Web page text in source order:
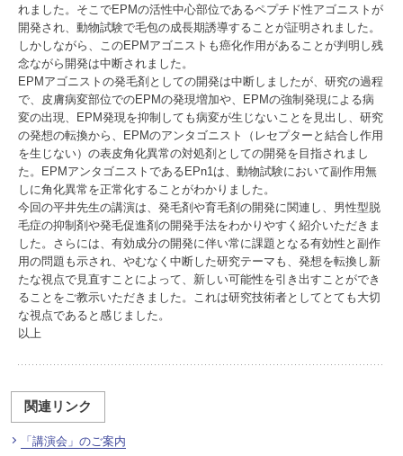
れました。そこでEPMの活性中心部位であるペプチド性アゴニストが
開発され、動物試験で毛包の成長期誘導することが証明されました。
しかしながら、このEPMアゴニストも癌化作用があることが判明し残
念ながら開発は中断されました。
EPMアゴニストの発毛剤としての開発は中断しましたが、研究の過程
で、皮膚病変部位でのEPMの発現増加や、EPMの強制発現による病
変の出現、EPM発現を抑制しても病変が生じないことを見出し、研究
の発想の転換から、EPMのアンタゴニスト（レセプターと結合し作用
を生じない）の表皮角化異常の対処剤としての開発を目指されまし
た。EPMアンタゴニストであるEPn1は、動物試験において副作用無
しに角化異常を正常化することがわかりました。
今回の平井先生の講演は、発毛剤や育毛剤の開発に関連し、男性型脱
毛症の抑制剤や発毛促進剤の開発手法をわかりやすく紹介いただきま
した。さらには、有効成分の開発に伴い常に課題となる有効性と副作
用の問題も示され、やむなく中断した研究テーマも、発想を転換し新
たな視点で見直すことによって、新しい可能性を引き出すことができ
ることをご教示いただきました。これは研究技術者としてとても大切
な視点であると感じました。
以上
関連リンク
「講演会」のご案内